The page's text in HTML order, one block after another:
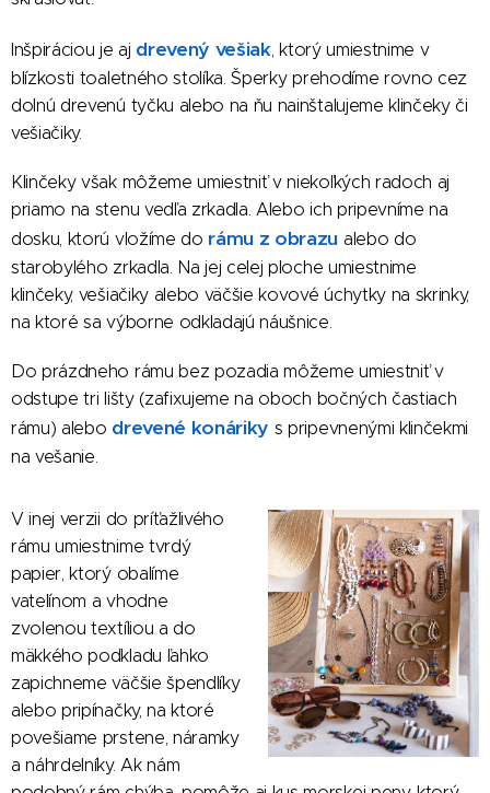
Inšpiráciou je aj drevený vešiak, ktorý umiestnime v
blízkosti toaletného stolíka. Šperky prehodíme rovno cez
dolnú drevenú tyčku alebo na ňu nainštalujeme klinčeky či
vešiačiky.
Klinčeky však môžeme umiestniť v niekoľkých radoch aj
priamo na stenu vedľa zrkadla. Alebo ich pripevníme na
dosku, ktorú vložíme do rámu z obrazu alebo do
starobylého zrkadla. Na jej celej ploche umiestnime
klinčeky, vešiačiky alebo väčšie kovové úchytky na skrinky,
na ktoré sa výborne odkladajú náušnice.
Doprázdneho rámu bez pozadia môžeme umiestniť v
odstupe tri lišty (zafixujeme na oboch bočných častiach
rámu) alebo drevené konáriky s pripevnenými klinčekmi
na vešanie.
V inej verzii do príťažlivého
rámu umiestnime tvrdý
papier, ktorý obalíme
vatelínom a vhodne
zvolenou textíliou a do
mäkkého podkladu ľahko
zapichneme väčšie špendlíky
alebo pripínačky, na ktoré
povešiame prstene, náramky
a náhrdelníky. Ak nám